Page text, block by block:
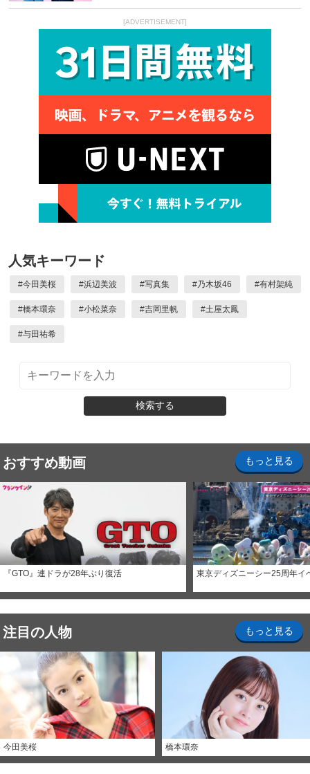
[ADVERTISEMENT]
人気キーワード
#今田美桜 #浜辺美波 #写真集 #乃木坂46 #有村架純
#橋本環奈 #小松菜奈 #吉岡里帆 #土屋太鳳
#与田祐希
検索する
おすすめ動画 もっと見る
『GTO』連ドラが28年ぶり復活 東京ディズニーシー25周年イ
注目の人物 もっと見る
今田美桜 橋本環奈